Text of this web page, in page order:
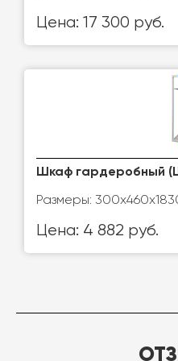
Цена: 17 300 руб.
Шкаф гардеробный
Размеры:
Цена: 4 882 руб.